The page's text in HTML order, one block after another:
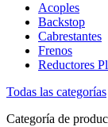
Acoples
Backstop
Cabrestantes
Frenos
Reductores
Todas las categorías
Categoría de